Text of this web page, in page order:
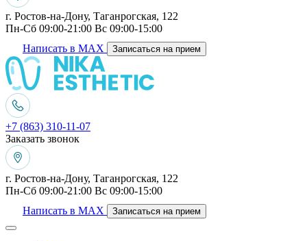
г. Ростов-на-Дону, Таганрогская, 122
Пн-Сб 09:00-21:00 Вс 09:00-15:00
Написать в MAX
Записаться на прием
+7 (863) 310-11-07
Заказать звонок
г. Ростов-на-Дону, Таганрогская, 122
Пн-Сб 09:00-21:00 Вс 09:00-15:00
Написать в MAX
Записаться на прием